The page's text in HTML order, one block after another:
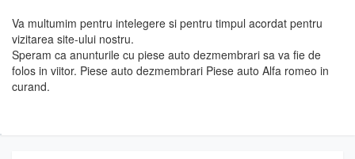
Va multumim pentru intelegere si pentru timpul acordat pentru
vizitarea site-ului nostru.
Speram ca anunturile cu piese auto dezmembrari sa va fie de
folos in viitor. Piese auto dezmembrari Piese auto Alfa romeo in
curand.